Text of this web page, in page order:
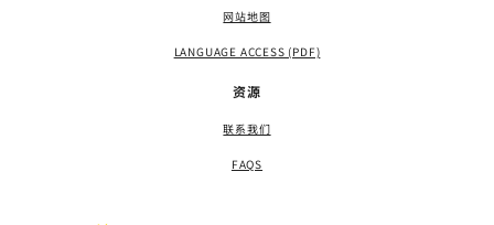
网站地图
LANGUAGE ACCESS (PDF)
资源
联系我们
FAQS